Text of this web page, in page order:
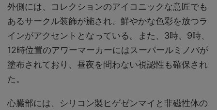
外側には、コレクションのアイコニックな意匠でも
あるサークル装飾が施され、鮮やかな色彩を放つラ
インがアクセントとなっている。また、3時、9時、
12時位置のアワーマーカーにはスーパールミノバが
塗布されており、昼夜を問わない視認性も確保され
た。
心臓部には、シリコン製ヒゲゼンマイと非磁性体の